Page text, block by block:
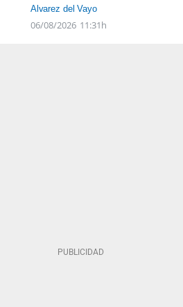
Alvarez del Vayo
06/08/2026 11:31h